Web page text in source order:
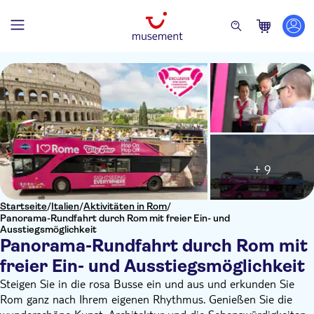
Startseite/Italien/Aktivitäten in Rom/
Panorama-Rundfahrt durch Rom mit freier Ein- und
Ausstiegsmöglichkeit
Panorama-Rundfahrt durch Rom mit
freier Ein- und Ausstiegsmöglichkeit
+ 9
Steigen Sie in die rosa Busse ein und aus und erkunden Sie
Rom ganz nach Ihrem eigenen Rhythmus. Genießen Sie die